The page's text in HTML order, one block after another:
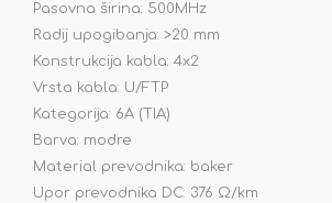
Pasovna širina: 500MHz
Radij upogibanja: >20 mm
Konstrukcija kabla: 4x2
Vrsta kabla: U/FTP
Kategorija: 6A (TIA)
Barva: modre
Material prevodnika: baker
Upor prevodnika DC: 376 Ω/km